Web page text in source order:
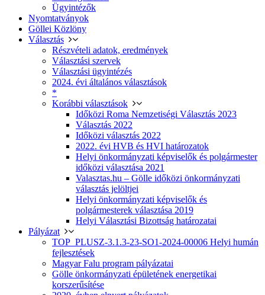
Ügyintézők
Nyomtatványok
Göllei Közlöny
Választás
Részvételi adatok, eredmények
Választási szervek
Választási ügyintézés
2024. évi általános választások
*
Korábbi választások
Időközi Roma Nemzetiségi Választás 2023
Választás 2022
Időközi választás 2022
2022. évi HVB és HVI határozatok
Helyi önkormányzati képviselők és polgármester
időközi választása 2021
Valasztas.hu – Gölle időközi önkormányzati
választás jelöltjei
Helyi önkormányzati képviselők és
polgármesterek választása 2019
Helyi Választási Bizottság határozatai
Pályázat
TOP_PLUSZ-3.1.3-23-SO1-2024-00006 Helyi humán
fejlesztések
Magyar Falu program pályázatai
Gölle önkormányzati épületének energetikai
korszerűsítése